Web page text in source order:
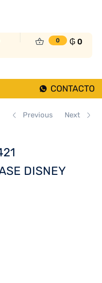
0 ₲0
CONTACTO
Previous Next
DISNEY